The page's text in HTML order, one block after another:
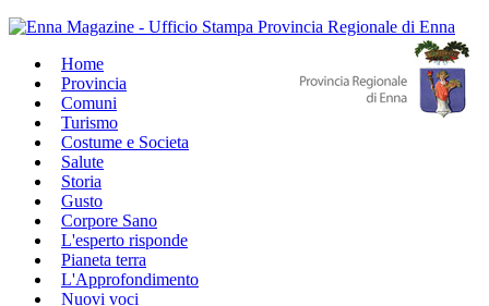
Home
Provincia
Comuni
Turismo
Costume e Societa
Salute
Storia
Gusto
Corpore Sano
L'esperto risponde
Pianeta terra
L'Approfondimento
Nuovi voci